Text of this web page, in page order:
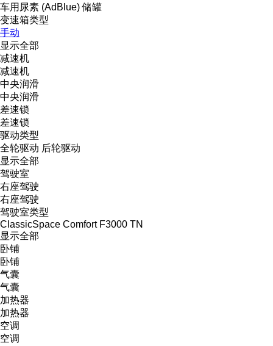
车用尿素 (AdBlue) 储罐
变速箱类型
手动
显示全部
减速机
减速机
中央润滑
中央润滑
差速锁
差速锁
驱动类型
全轮驱动 后轮驱动
显示全部
驾驶室
右座驾驶
右座驾驶
驾驶室类型
ClassicSpace Comfort F3000 TN
显示全部
卧铺
卧铺
气囊
气囊
加热器
加热器
空调
空调